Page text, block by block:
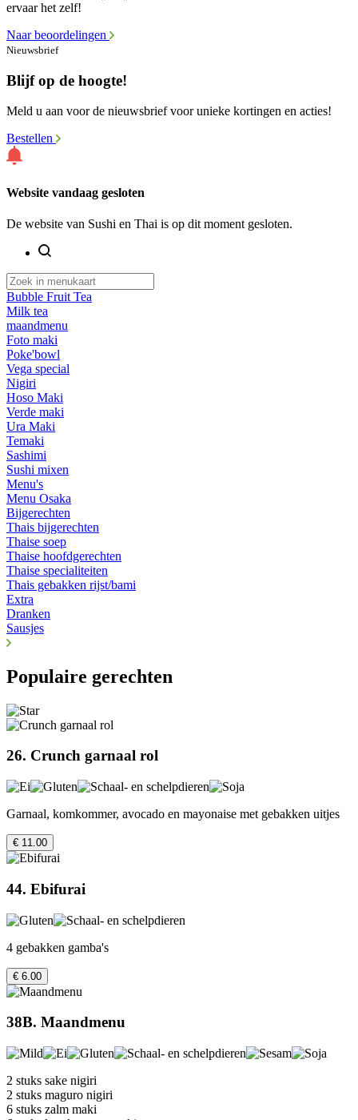
ervaar het zelf!
Naar beoordelingen
Nieuwsbrief
Blijf op de hoogte!
Meld u aan voor de nieuwsbrief voor unieke kortingen en acties!
Bestellen
Website vandaag gesloten
De website van Sushi en Thai is op dit moment gesloten.
Bubble Fruit Tea
Milk tea
maandmenu
Foto maki
Poke'bowl
Vega special
Nigiri
Hoso Maki
Verde maki
Ura Maki
Temaki
Sashimi
Sushi mixen
Menu's
Menu Osaka
Bijgerechten
Thais bijgerechten
Thaise soep
Thaise hoofdgerechten
Thaise specialiteiten
Thais gebakken rijst/bami
Extra
Dranken
Sausjes
Populaire gerechten
26. Crunch garnaal rol
Garnaal, komkommer, avocado en mayonaise met gebakken uitjes
€ 11.00
44. Ebifurai
4 gebakken gamba's
€ 6.00
38B. Maandmenu
2 stuks sake nigiri
2 stuks maguro nigiri
6 stuks zalm maki